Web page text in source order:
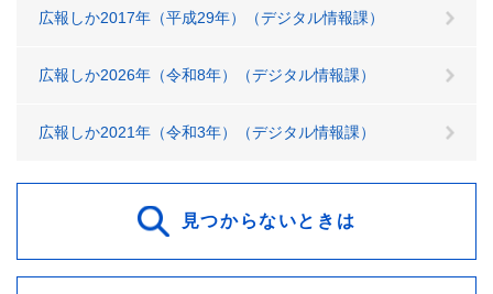
広報しか2017年（平成29年）（デジタル情報課）
広報しか2026年（令和8年）（デジタル情報課）
広報しか2021年（令和3年）（デジタル情報課）
見つからないときは